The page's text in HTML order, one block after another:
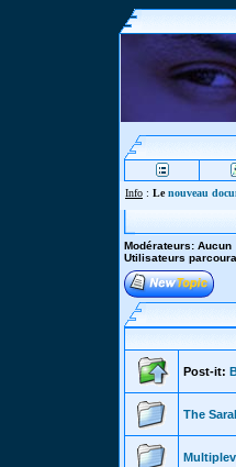
Info : Lenouveau
Modérateurs: Aucun
Utilisateurs
Post-it:
The